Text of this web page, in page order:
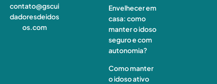
contato@gscui
dadoresdeidos
os.com
Envelhecer em
casa: como
manter o idoso
seguro e com
autonomia?
Como manter
o idoso ativo